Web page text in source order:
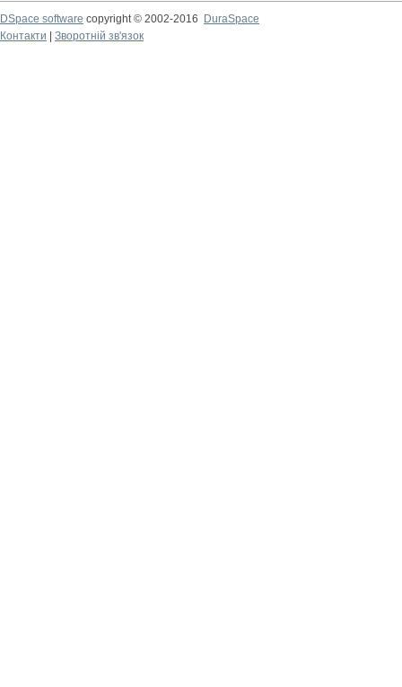
DSpace software copyright © 2002-2016
DuraSpace
Контакти
Зворотній зв'язок